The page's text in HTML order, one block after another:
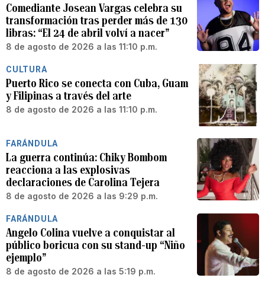
Comediante Josean Vargas celebra su
transformación tras perder más de 130
libras: “El 24 de abril volví a nacer”
8 de agosto de 2026 a las 11:10 p.m.
CULTURA
Puerto Rico se conecta con Cuba, Guam
y Filipinas a través del arte
8 de agosto de 2026 a las 11:10 p.m.
FARÁNDULA
La guerra continúa: Chiky Bombom
reacciona a las explosivas
declaraciones de Carolina Tejera
8 de agosto de 2026 a las 9:29 p.m.
FARÁNDULA
Angelo Colina vuelve a conquistar al
público boricua con su stand-up “Niño
ejemplo”
8 de agosto de 2026 a las 5:19 p.m.